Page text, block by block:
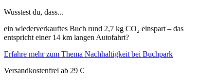
Wusstest du, dass...
ein wiederverkauftes Buch rund 2,7 kg CO₂ einspart – das
entspricht einer 14 km langen Autofahrt?
Erfahre mehr zum Thema Nachhaltigkeit bei Buchpark
Versandkostenfrei ab 29 €